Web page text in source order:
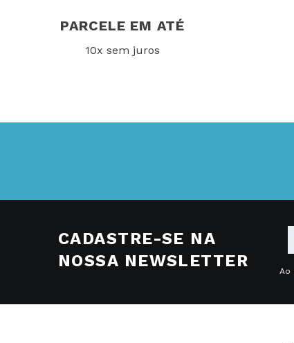
PARCELE EM ATÉ
10x sem juros
CADASTRE-SE NA
NOSSA NEWSLETTER
Ao